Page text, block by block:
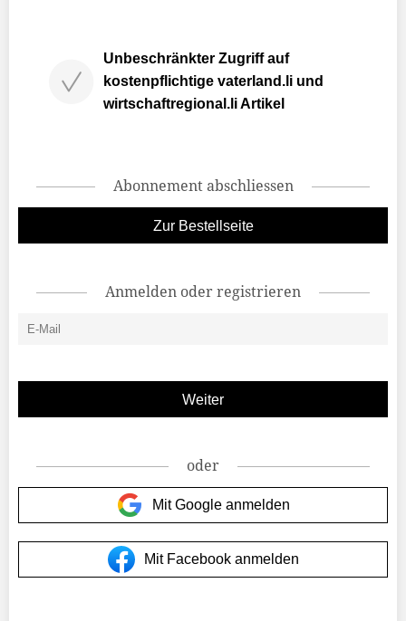
Unbeschränkter Zugriff auf
kostenpflichtige vaterland.li und
wirtschaftregional.li Artikel
Abonnement abschliessen
Zur Bestellseite
Anmelden oder registrieren
oder
Mit Google anmelden
Mit Facebook anmelden